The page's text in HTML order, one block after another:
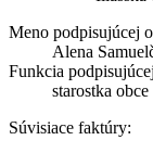
Meno podpisujúcej
Alena
Funkcia
starostka obce
Súvisiace faktúry: